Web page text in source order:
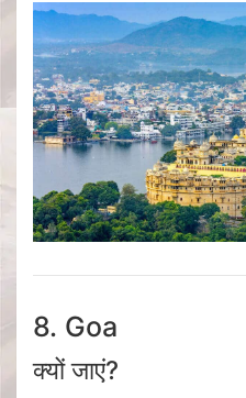
8. Goa
क्यों जाएं?